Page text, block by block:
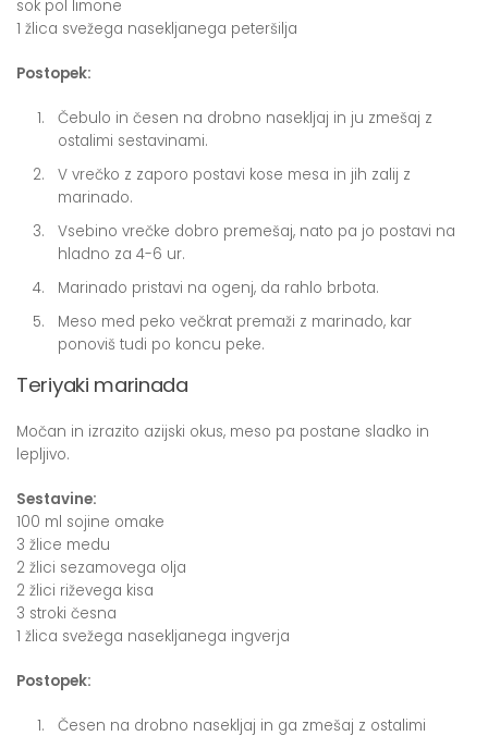
sok pol limone
1 žlica svežega nasekljanega peteršilja
Postopek:
Čebulo in česen na drobno nasekljaj in ju zmešaj z
ostalimi sestavinami.
V vrečko z zaporo postavi kose mesa in jih zalij z
marinado.
Vsebino vrečke dobro premešaj, nato pa jo postavi na
hladno za 4-6 ur.
Marinado pristavi na ogenj, da rahlo brbota.
Meso med peko večkrat premaži z marinado, kar
ponoviš tudi po koncu peke.
Teriyaki marinada
Močan in izrazito azijski okus, meso pa postane sladko in
lepljivo.
Sestavine:
100 ml sojine omake
3 žlice medu
2 žlici sezamovega olja
2 žlici riževega kisa
3 stroki česna
1 žlica svežega nasekljanega ingverja
Postopek:
Česen na drobno nasekljaj in ga zmešaj z ostalimi